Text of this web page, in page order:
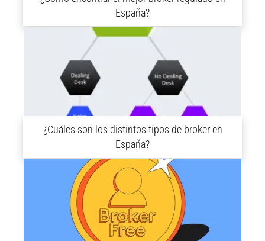
España?
¿Cuáles son los distintos tipos de broker en
España?